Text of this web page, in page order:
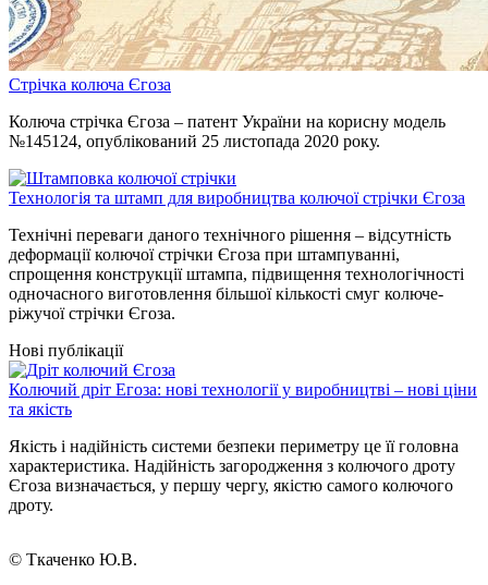
Стрічка колюча Єгоза
Колюча стрічка Єгоза – патент України на корисну модель
№145124, опублікований 25 листопада 2020 року.
Технологія та штамп для виробництва колючої стрічки Єгоза
Технічні переваги даного технічного рішення – відсутність
деформації колючої стрічки Єгоза при штампуванні,
спрощення конструкції штампа, підвищення технологічності
одночасного виготовлення більшої кількості смуг колюче-
ріжучої стрічки Єгоза.
Нові публікації
Колючий дріт Егоза: нові технології у виробництві – нові ціни
та якість
Якість і надійність системи безпеки периметру це її головна
характеристика. Надійність загородження з колючого дроту
Єгоза визначається, у першу чергу, якістю самого колючого
дроту.
© Ткаченко Ю.В.